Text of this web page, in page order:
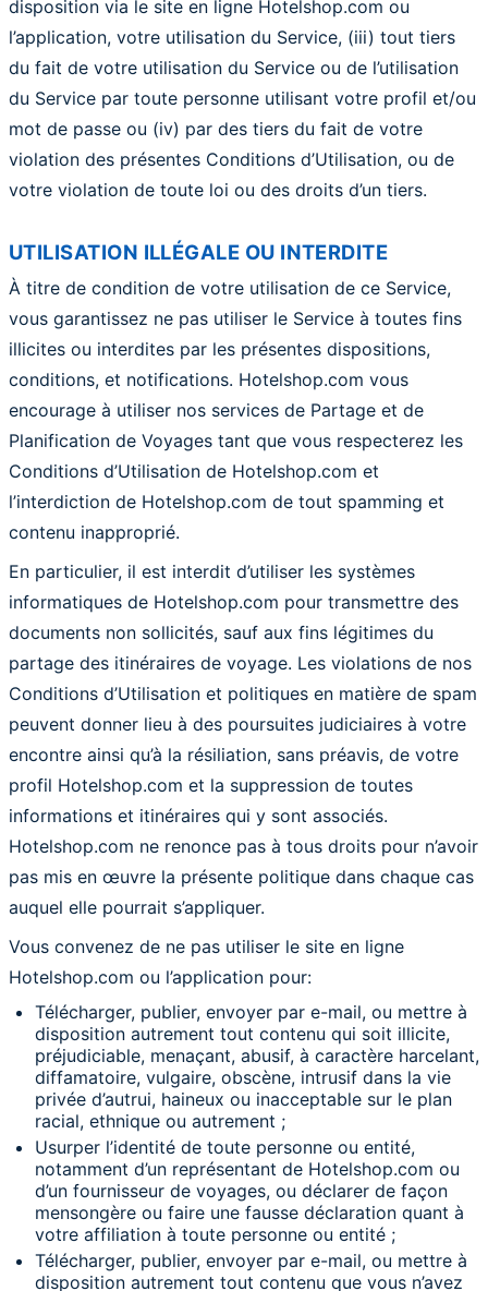
disposition via le site en ligne Hotelshop.com ou
l’application, votre utilisation du Service, (iii) tout tiers
du fait de votre utilisation du Service ou de l’utilisation
du Service par toute personne utilisant votre profil et/ou
mot de passe ou (iv) par des tiers du fait de votre
violation des présentes Conditions d’Utilisation, ou de
votre violation de toute loi ou des droits d’un tiers.
UTILISATION ILLÉGALE OU INTERDITE
À titre de condition de votre utilisation de ce Service,
vous garantissez ne pas utiliser le Service à toutes fins
illicites ou interdites par les présentes dispositions,
conditions, et notifications. Hotelshop.com vous
encourage à utiliser nos services de Partage et de
Planification de Voyages tant que vous respecterez les
Conditions d’Utilisation de Hotelshop.com et
l’interdiction de Hotelshop.com de tout spamming et
contenu inapproprié.
En particulier, il est interdit d’utiliser les systèmes
informatiques de Hotelshop.com pour transmettre des
documents non sollicités, sauf aux fins légitimes du
partage des itinéraires de voyage. Les violations de nos
Conditions d’Utilisation et politiques en matière de spam
peuvent donner lieu à des poursuites judiciaires à votre
encontre ainsi qu’à la résiliation, sans préavis, de votre
profil Hotelshop.com et la suppression de toutes
informations et itinéraires qui y sont associés.
Hotelshop.com ne renonce pas à tous droits pour n’avoir
pas mis en œuvre la présente politique dans chaque cas
auquel elle pourrait s’appliquer.
Vous convenez de ne pas utiliser le site en ligne
Hotelshop.com ou l’application pour:
Télécharger, publier, envoyer par e-mail, ou mettre à
disposition autrement tout contenu qui soit illicite,
préjudiciable, menaçant, abusif, à caractère harcelant,
diffamatoire, vulgaire, obscène, intrusif dans la vie
privée d’autrui, haineux ou inacceptable sur le plan
racial, ethnique ou autrement ;
Usurper l’identité de toute personne ou entité,
notamment d’un représentant de Hotelshop.com ou
d’un fournisseur de voyages, ou déclarer de façon
mensongère ou faire une fausse déclaration quant à
votre affiliation à toute personne ou entité ;
Télécharger, publier, envoyer par e-mail, ou mettre à
disposition autrement tout contenu que vous n’avez